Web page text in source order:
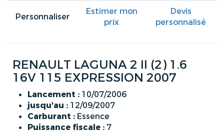
Personnaliser
Estimer mon
prix
Devis
personnalisé
RENAULT LAGUNA 2 II (2) 1.6
16V 115 EXPRESSION 2007
Lancement : 10/07/2006
jusqu'au : 12/09/2007
Carburant : Essence
Puissance fiscale : 7